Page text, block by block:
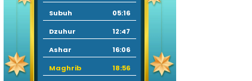
Subuh
05:16
Dzuhur
12:47
Ashar
16:06
Maghrib
18:56